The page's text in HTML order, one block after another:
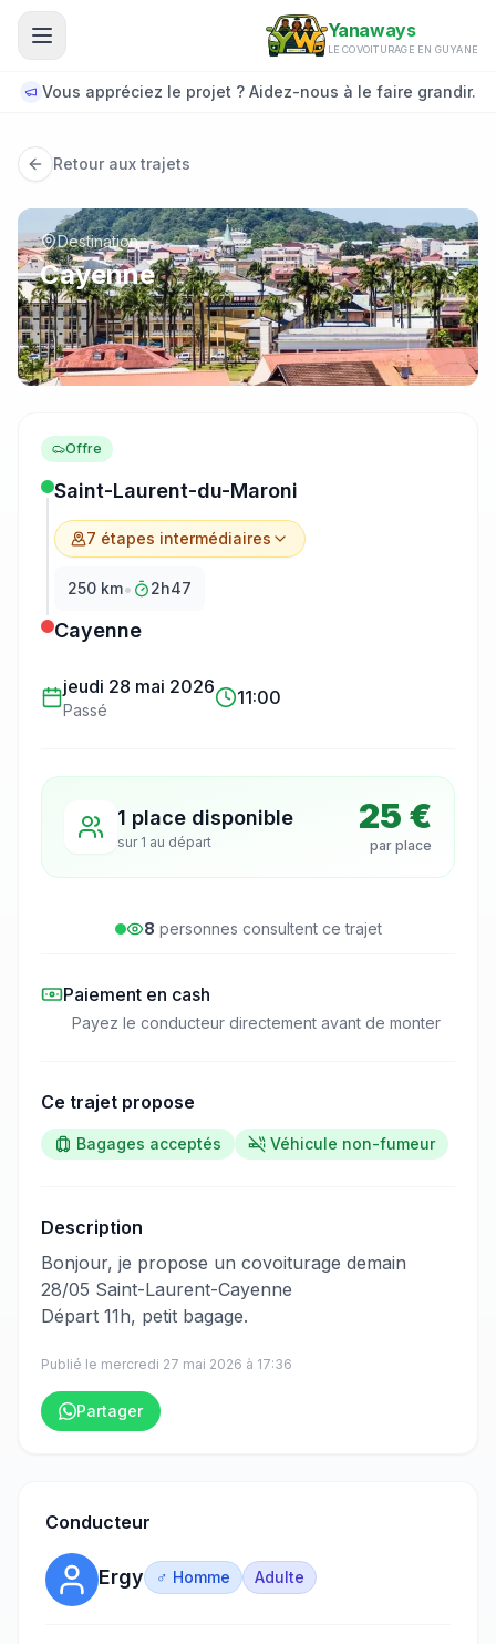
Aller au contenu principal
Yanaways
LE COVOITURAGE EN GUYANE
Vous appréciez le projet ? Aidez-nous à le faire grandir.
Retour aux trajets
Destination
Cayenne
Offre
Saint-Laurent-du-Maroni
7 étapes intermédiaires
250 km• 2h47
Cayenne
jeudi 28 mai 2026
Passé
11:00
1 place disponible
sur 1 au départ
25 €
par place
8 personnes consultentce trajet
Paiement en cash
Payez le conducteur directement avant de monter
Ce trajet propose
Bagages acceptés Véhicule non-fumeur
Description
​‌​‍​‌‌​​​‌‌​‌‌​‌‌​‌​‌‌‌​​​​​‌‌​‌‌‌‌​‌‌​‌​​‌​‌‌‌‌​​​​‌‌‌​‌‌‌​​‌‌​‌​​​‌‌‌​‌‌‌​​‌‌​​​​​​‌‌​​​​​​‌‌​​​‌​​‌‌​‌​​​‌‌​‌‌​​​​‌‌‌​​​​​‌‌​​​​​​‌‌​‌​​​‌‌​‌​‌‌​‌‌‌​‌​​​‌‌​​‌​‌​‌‌​​‌‌​​​‌‌‌​​​​‌‌​‌‌‌​​‌‌​​​‌‌​‌‌‌​​‌‌‍Bonjour, je propose un covoiturage demain
28/05 Saint-Laurent-Cayenne
Départ 11h, petit bagage.
Publié le mercredi 27 mai 2026 à 17:36
Partager
Conducteur
Ergy ♂ Homme Adulte